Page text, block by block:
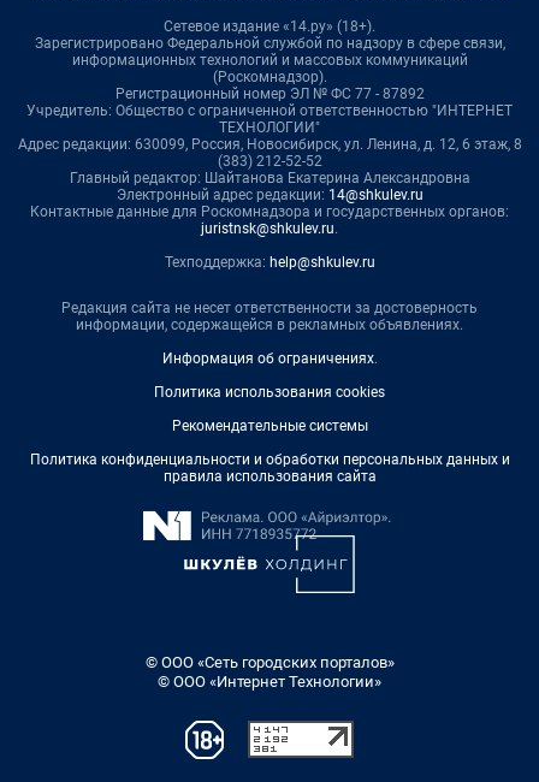
Сетевое издание «14.ру» (18+).
Зарегистрировано Федеральной службой по надзору в сфере связи,
информационных технологий и массовых коммуникаций
(Роскомнадзор).
Регистрационный номер ЭЛ № ФС 77 - 87892
Учредитель: Общество с ограниченной ответственностью "ИНТЕРНЕТ
ТЕХНОЛОГИИ"
Адрес редакции: 630099, Россия, Новосибирск, ул. Ленина, д. 12, 6 этаж, 8
(383) 212-52-52
Главный редактор: Шайтанова Екатерина Александровна
Электронный адрес редакции: 14@shkulev.ru
Контактные данные для Роскомнадзора и государственных органов:
juristnsk@shkulev.ru.
Техподдержка: help@shkulev.ru
Редакция сайта не несет ответственности за достоверность
информации, содержащейся в рекламных объявлениях.
Информация об ограничениях.
Политика использования cookies
Рекомендательные системы
Политика конфиденциальности и обработки персональных данных и
правила использования сайта
© ООО «Сеть городских порталов»
© ООО «Интернет Технологии»